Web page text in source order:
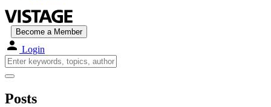
Become a Member
Login
Posts